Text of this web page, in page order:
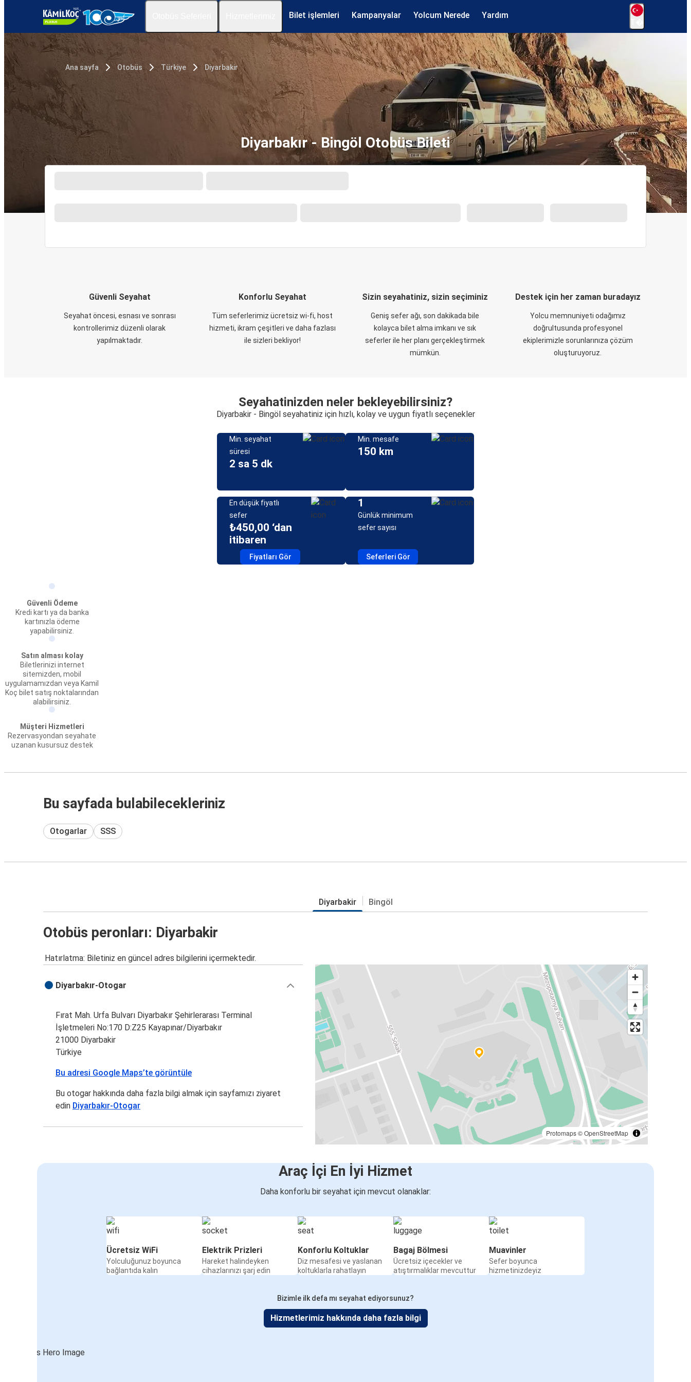
Bilet işlemleri Kampanyalar Yolcum Nerede Yardım
Ana sayfa Otobüs Türkiye Diyarbakir
Diyarbakır - Bingöl Otobüs Bileti
Güvenli Seyahat
Seyahat öncesi, esnası ve sonrası
kontrollerimiz düzenli olarak
yapılmaktadır.
Konforlu Seyahat
Tüm seferlerimiz ücretsiz wi-fi, host
hizmeti, ikram çeşitleri ve daha fazlası
ile sizleri bekliyor!
Sizin seyahatiniz, sizin seçiminiz
Geniş sefer ağı, son dakikada bile
kolayca bilet alma imkanı ve sık
seferler ile her planı gerçekleştirmek
mümkün.
Destek için her zaman buradayız
Yolcu memnuniyeti odağımız
doğrultusunda profesyonel
ekiplerimizle sorunlarınıza çözüm
oluşturuyoruz.
Seyahatinizden neler bekleyebilirsiniz?
Diyarbakir - Bingöl seyahatiniz için hızlı, kolay ve uygun fiyatlı seçenekler
Min. seyahat
süresi
2 sa 5 dk
Min. mesafe
150 km
En düşük fiyatlı
sefer
₺450,00 ‘dan
itibaren
Fiyatları Gör
1
Günlük minimum
sefer sayısı
Seferleri Gör
Güvenli Ödeme
Kredi kartı ya da banka
kartınızla ödeme
yapabilirsiniz.
Satın alması kolay
Biletlerinizi internet
sitemizden, mobil
uygulamamızdan veya Kamil
Koç bilet satış noktalarından
alabilirsiniz.
Müşteri Hizmetleri
Rezervasyondan seyahate
uzanan kusursuz destek
Bu sayfada bulabilecekleriniz
Otogarlar SSS
Diyarbakir Bingöl
Otobüs peronları: Diyarbakir
Hatırlatma: Biletiniz en güncel adres bilgilerini içermektedir.
Protomaps©OpenStreetMap
Diyarbakır-Otogar
Fırat Mah. Urfa Bulvarı Diyarbakır Şehirlerarası Terminal
İşletmeleri No:170 D:Z25 Kayapınar/Diyarbakır
21000 Diyarbakir
Türkiye
Bu adresi Google Maps’te görüntüle
Bu otogar hakkında daha fazla bilgi almak için sayfamızı ziyaret
edin Diyarbakır-Otogar
Araç İçi En İyi Hizmet
Daha konforlu bir seyahat için mevcut olanaklar:
Ücretsiz WiFi
Yolculuğunuz boyunca
bağlantıda kalın
Elektrik Prizleri
Hareket halindeyken
cihazlarınızı şarj edin
Konforlu Koltuklar
Diz mesafesi ve yaslanan
koltuklarla rahatlayın
Bagaj Bölmesi
Ücretsiz içecekler ve
atıştırmalıklar mevcuttur
Muavinler
Sefer boyunca
hizmetinizdeyiz
Bizimle ilk defa mı seyahat ediyorsunuz?
Hizmetlerimiz hakkında daha fazla bilgi